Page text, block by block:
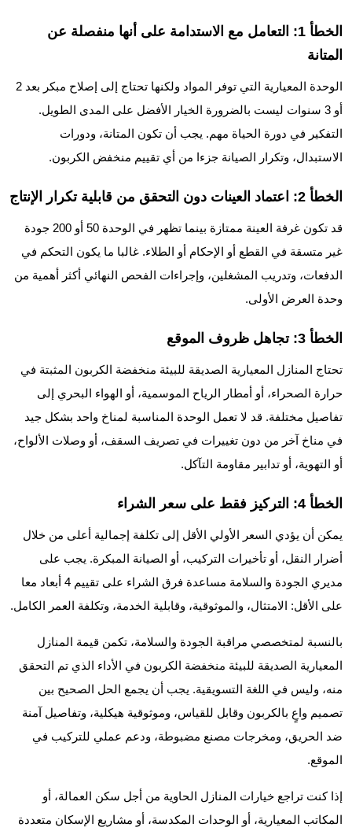
الخطأ 1: التعامل مع الاستدامة على أنها منفصلة عن
المتانة
الوحدة المعيارية التي توفر المواد ولكنها تحتاج إلى إصلاح مبكر بعد 2
أو 3 سنوات ليست بالضرورة الخيار الأفضل على المدى الطويل.
التفكير في دورة الحياة مهم. يجب أن تكون المتانة، ودورات
الاستبدال، وتكرار الصيانة جزءا من أي تقييم منخفض الكربون.
الخطأ 2: اعتماد العينات دون التحقق من قابلية تكرار الإنتاج
قد تكون غرفة العينة ممتازة بينما تظهر في الوحدة 50 أو 200 جودة
غير متسقة في القطع أو الإحكام أو الطلاء. غالبا ما يكون التحكم في
الدفعات، وتدريب المشغلين، وإجراءات الفحص النهائي أكثر أهمية من
وحدة العرض الأولى.
الخطأ 3: تجاهل ظروف الموقع
تحتاج المنازل المعيارية الصديقة للبيئة منخفضة الكربون المثبتة في
حرارة الصحراء، أو أمطار الرياح الموسمية، أو الهواء البحري إلى
تفاصيل مختلفة. قد لا تعمل الوحدة المناسبة لمناخ واحد بشكل جيد
في مناخ آخر من دون تغييرات في تصريف السقف، أو وصلات الألواح،
أو التهوية، أو تدابير مقاومة التآكل.
الخطأ 4: التركيز فقط على سعر الشراء
يمكن أن يؤدي السعر الأولي الأقل إلى تكلفة إجمالية أعلى من خلال
أضرار النقل، أو تأخيرات التركيب، أو الصيانة المبكرة. يجب على
مديري الجودة والسلامة مساعدة فرق الشراء على تقييم 4 أبعاد معا
على الأقل: الامتثال، والموثوقية، وقابلية الخدمة، وتكلفة العمر الكامل.
بالنسبة لمتخصصي مراقبة الجودة والسلامة، تكمن قيمة المنازل
المعيارية الصديقة للبيئة منخفضة الكربون في الأداء الذي تم التحقق
منه، وليس في اللغة التسويقية. يجب أن يجمع الحل الصحيح بين
تصميم واعٍ بالكربون وقابل للقياس، وموثوقية هيكلية، وتفاصيل آمنة
ضد الحريق، ومخرجات مصنع مضبوطة، ودعم عملي للتركيب في
الموقع.
إذا كنت تراجع خيارات المنازل الحاوية من أجل سكن العمالة، أو
المكاتب المعيارية، أو الوحدات المكدسة، أو مشاريع الإسكان متعددة